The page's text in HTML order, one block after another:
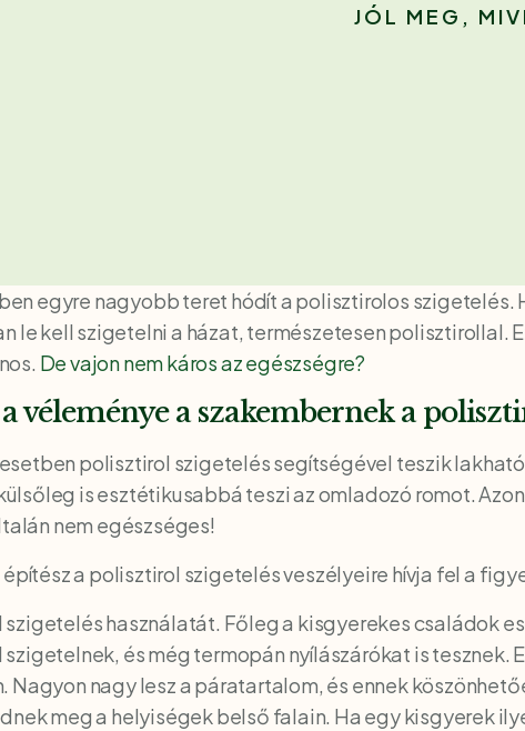
JÓL MEG,
egyre nagyobb teret hódít a polisztirolos szigetelés.
le kell szigetelni a házat, természetesen polisztirollal.
De vajon nem káros az egészségre?
véleménye a szakembernek a
polisztirol szigetelés segítségével teszik
is esztétikusabbá teszi az omladozó romot.
nem egészséges!
a polisztirol szigetelés veszélyeire hívja fel a
szigetelés használatát. Főleg a kisgyerekes családok
és még termopán nyílászárókat is tesznek.
nagy lesz a páratartalom, és ennek
meg a helyiségek belső falain. Ha egy kisgyerek